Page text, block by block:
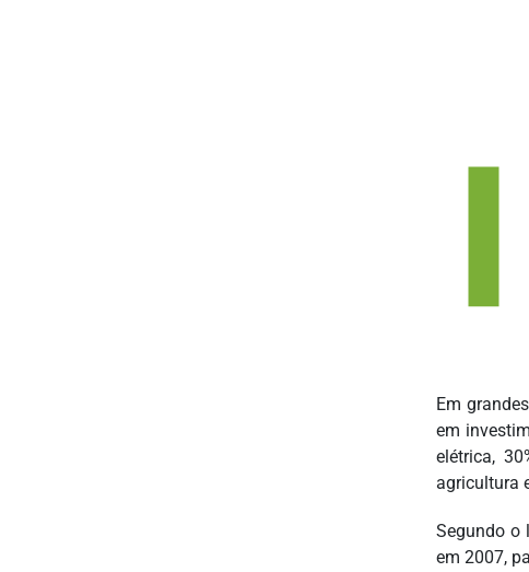
Em
em
elétrica,
agricultura
Segundo o
em 2007,